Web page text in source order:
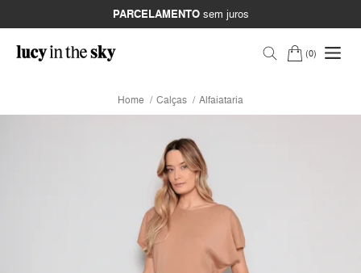
PARCELAMENTOsem juros
0
Home Calças Alfaiataria